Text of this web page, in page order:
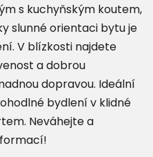
s kuchyňským koutem,
slunné orientaci bytu je
V blízkosti najdete
a dobrou
dopravou. Ideální
bydlení v klidné
Neváhejte a